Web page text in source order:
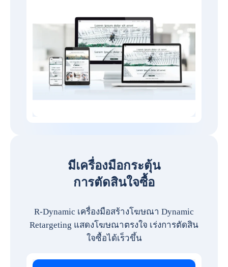
มีเครื่องมือกระตุ้น
การตัดสินใจซื้อ
R-Dynamic เครื่องมือสร้างโฆษณา Dynamic
Retargeting แสดงโฆษณาตรงใจ เร่งการตัดสิน
ใจซื้อได้เร็วขึ้น